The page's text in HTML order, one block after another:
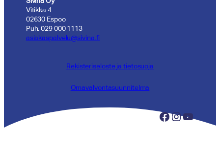
Vitikka 4
02630 Espoo
Puh. 029 000 1113
asiakaspalvelu@sivina.fi
Rekisteriseloste ja tietosuoja
Omavalvontasuunnitelma
Facebook InstagramYouTube